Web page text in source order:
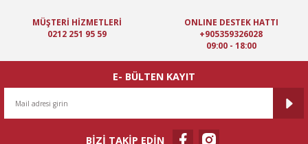
Ürün bilgilerinde hatalar bulunuyor.
Ürün fiyatı diğer sitelerden daha pahalı.
MÜŞTERİ HİZMETLERİ
0212 251 95 59
ONLINE DESTEK HATTI
+905359326028
09:00 - 18:00
E- BÜLTEN KAYIT
BİZİ TAKİP EDİN